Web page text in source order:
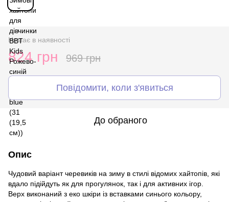
Немає в наявності
824 грн 969 грн
Повідомити, коли з'явиться
До обраного
Опис
Чудовий варіант черевиків на зиму в стилі відомих хайтопів, які
вдало підійдуть як для прогулянок, так і для активних ігор.
Верх виконаний з еко шкіри із вставками синього кольору,